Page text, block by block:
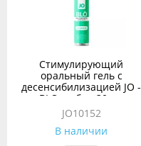
Стимулирующий
оральный гель с
десенсибилизацией JO -
BLO, арбуз, 30 мл
JO10152
В наличии